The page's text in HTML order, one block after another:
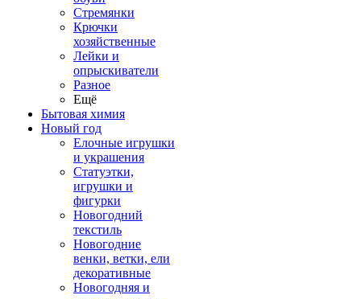
Стремянки
Крючки
хозяйственные
Лейки и
опрыскиватели
Разное
Ещё
Бытовая химия
Новый год
Елочные игрушки
и украшения
Статуэтки,
игрушки и
фигурки
Новогодний
текстиль
Новогодние
венки, ветки, ели
декоративные
Новогодняя и